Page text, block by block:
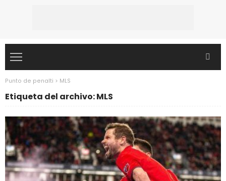
Punto de penalti > MLS
Etiqueta del archivo: MLS